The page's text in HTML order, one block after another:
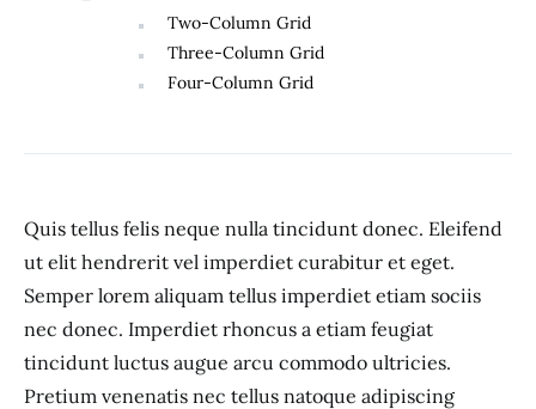
Two-Column Grid
Three-Column Grid
Four-Column Grid
Quis tellus felis neque nulla tincidunt donec. Eleifend
ut elit hendrerit vel imperdiet curabitur et eget.
Semper lorem aliquam tellus imperdiet etiam sociis
nec donec. Imperdiet rhoncus a etiam feugiat
tincidunt luctus augue arcu commodo ultricies.
Pretium venenatis nec tellus natoque adipiscing